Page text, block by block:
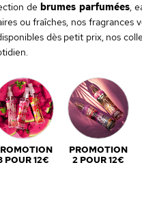
debrumes parfumées,
ou fraîches, nos
dès petit prix, nos
POUR 12€
PROMOTION
2 POUR 12€